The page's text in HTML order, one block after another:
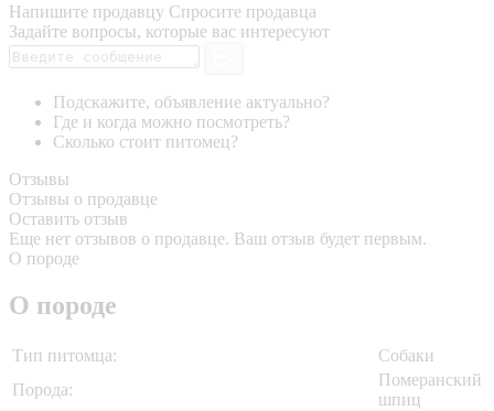
Напишите продавцу Спросите продавца
Задайте вопросы, которые вас интересуют
Подскажите, объявление актуально?
Где и когда можно посмотреть?
Сколько стоит питомец?
Отзывы
Отзывы о продавце
Оставить отзыв
Еще нет отзывов о продавце. Ваш отзыв будет первым.
О породе
О породе
Тип питомца:
Собаки
Порода:
Померанский
шпиц